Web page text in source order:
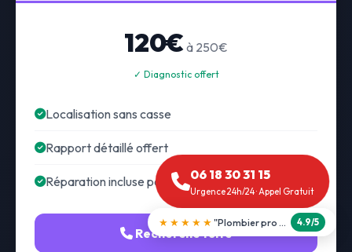
120€ à 250€
✓ Diagnostic offert
Localisation sans casse
Rapport détaillé offert
Réparation incluse possible
Recherche fuite
06 18 30 31 15
Urgence 24h/24 · Appel Gratuit
★★★★★ "Débouchage WC en 30 min" 5.0/5